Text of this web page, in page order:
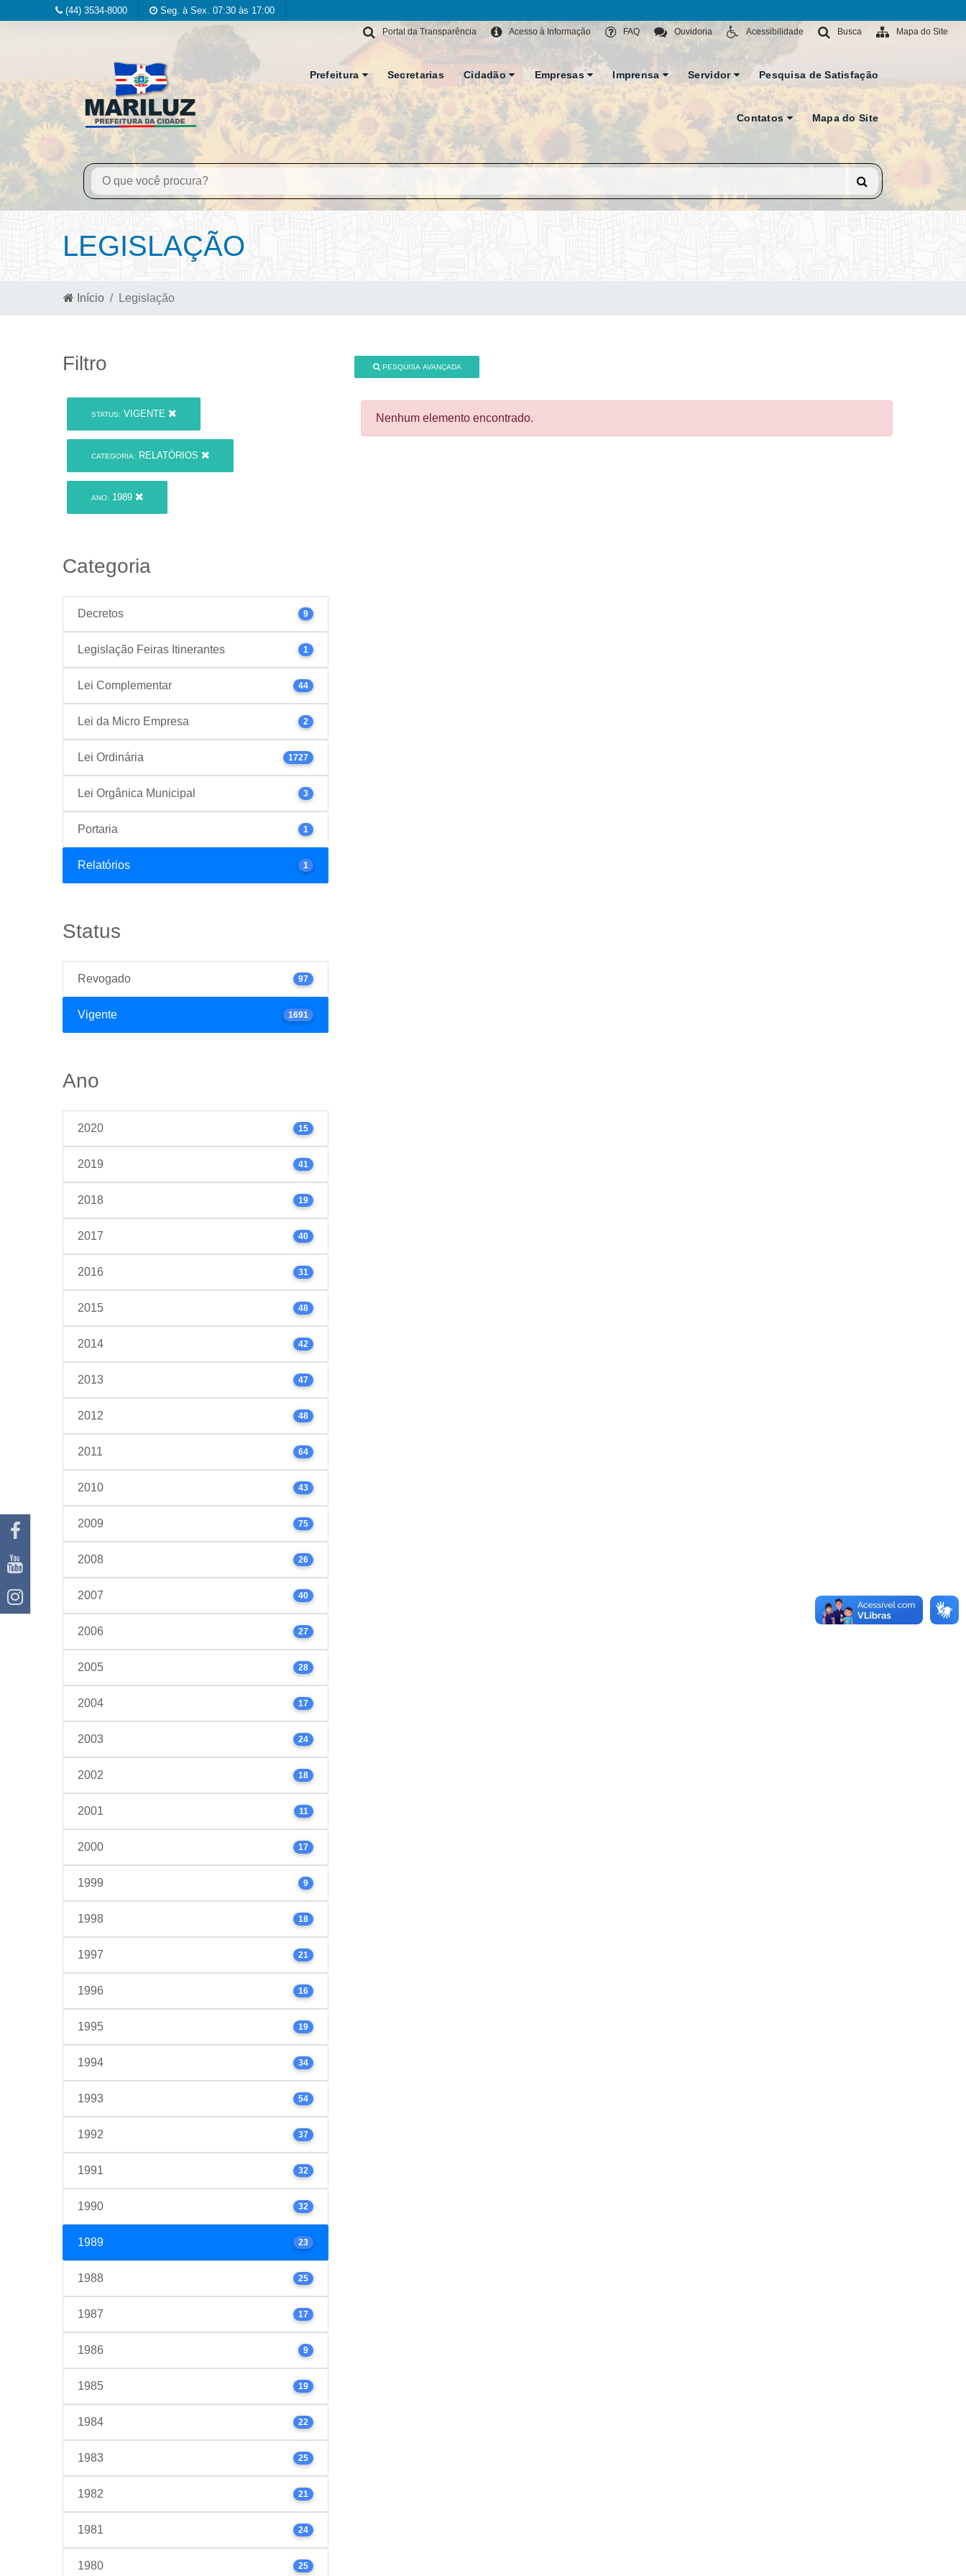
(44) 3534-8000 Seg. à Sex. 07:30 às 17:00
Mapa do Site
Busca
Acessibilidade
Ouvidoria
FAQ
Acesso à Informação
Portal da Transparência
Prefeitura Secretarias Cidadão Empresas Imprensa Servidor Pesquisa de Satisfação
Contatos Mapa do Site
LEGISLAÇÃO
Início Legislação
Filtro
STATUS: VIGENTE
CATEGORIA: RELATÓRIOS
ANO: 1989
Categoria
Decretos 9
Legislação Feiras Itinerantes 1
Lei Complementar 44
Lei da Micro Empresa 2
Lei Ordinária 1727
Lei Orgânica Municipal 3
Portaria 1
Relatórios 1
Status
Revogado 97
Vigente 1691
Ano
2020 15
2019 41
2018 19
2017 40
2016 31
2015 48
2014 42
2013 47
2012 48
2011 64
2010 43
2009 75
2008 26
2007 40
2006 27
2005 28
2004 17
2003 24
2002 18
2001 11
2000 17
1999 9
1998 18
1997 21
1996 16
1995 19
1994 34
1993 54
1992 37
1991 32
1990 32
1989 23
1988 25
1987 17
1986 9
1985 19
1984 22
1983 25
1982 21
1981 24
1980 25
PESQUISA AVANÇADA
Nenhum elemento encontrado.